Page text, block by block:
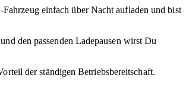
einfach über Nacht aufladen und bist
den passenden Ladepausen wirst Du
der ständigen Betriebsbereitschaft.